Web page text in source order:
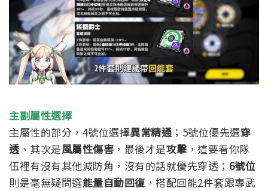
主副屬性選擇
主屬性的部分，4號位選擇異常精通；5號位優先選穿
透、其次是風屬性傷害 ，最後才是攻擊 ，這要看你隊
伍裡有沒有其他減防角，沒有的話就優先穿透； 6號位
則是毫無疑問選能量自動回復 ，搭配回能2件套跟專武